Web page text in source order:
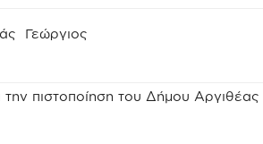
Γεώργιος
την πιστοποίηση του Δήμου